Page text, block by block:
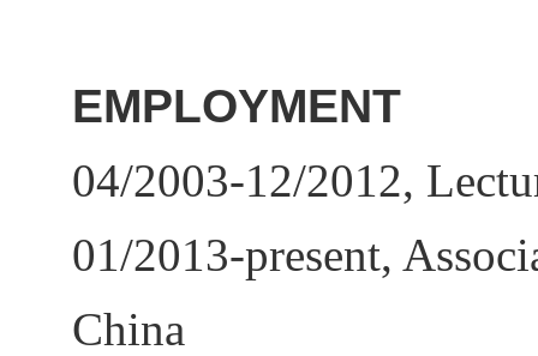
EMPLOYMENT
04/2003-12/2012,
01/2013-present,
China